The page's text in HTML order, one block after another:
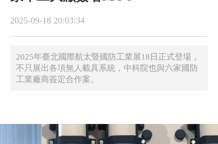
2025-09-18 20:03:34
2025年臺北國際航太暨國防工業展18日正式登場，
不只展出各項無人載具系統，中科院也與六家國防
工業廠商簽定合作案。